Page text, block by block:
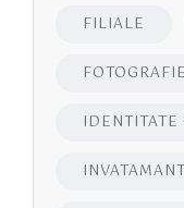
FILIALE
FOTOGRAFIE
IDENTITATE
INVATAMANT